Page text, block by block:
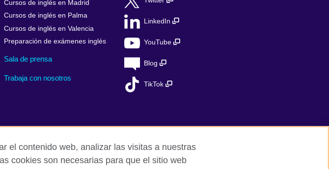
Cursos de inglés en Madrid
Cursos de inglés en Palma
Cursos de inglés en Valencia
Preparación de exámenes inglés
Sala de prensa
Trabaja con nosotros
LinkedIn
YouTube
Blog
TikTok
del sitio
el contenido web, analizar las visitas a nuestras
cookies son necesarias para que el sitio web